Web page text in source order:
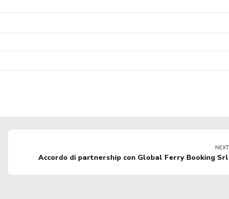
NEXT
Accordo di partnership con Global Ferry Booking Srl